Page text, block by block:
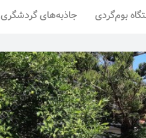
بوم‌گردی جاذبه‌های گردشگری